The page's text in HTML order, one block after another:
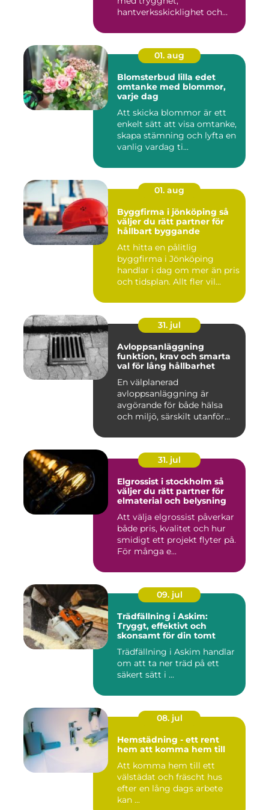
hantverksskicklighet och
01. aug
Blomsterbud lilla edet
omtanke med blommor,
varje dag
Att skicka blommor är ett
enkelt sätt att visa omtanke,
skapa stämning och lyfta en
vanlig vardag ti...
01. aug
Byggfirma i jönköping så
väljer du rätt partner för
hållbart byggande
Att hitta en pålitlig
byggfirma i Jönköping
handlar i dag om mer än pris
och tidsplan. Allt fler vil...
31. jul
Avloppsanläggning
funktion, krav och smarta
val för lång hållbarhet
En välplanerad
avloppsanläggning är
avgörande för både hälsa
och miljö, särskilt utanför
31. jul
Elgrossist i stockholm så
väljer du rätt partner för
elmaterial och belysning
Att välja elgrossist påverkar
både pris, kvalitet och hur
smidigt ett projekt flyter på.
För många e...
09. jul
Trädfällning i Askim:
Tryggt, effektivt och
skonsamt för din tomt
Trädfällning i Askim handlar
om att ta ner träd på ett
säkert sätt i ...
08. jul
Hemstädning - ett rent
hem att komma hem till
Att komma hem till ett
välstädat och fräscht hus
efter en lång dags arbete
kan ...